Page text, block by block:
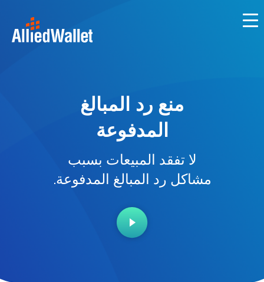
to
منع رد المبالغ
المدفوعة
لا تفقد المبيعات بسبب
مشاكل رد المبالغ المدفوعة.